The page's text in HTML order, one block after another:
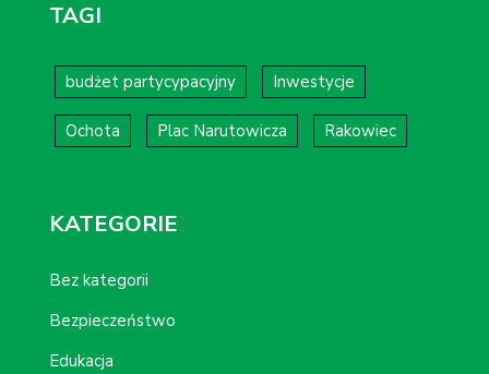
TAGI
budżet partycypacyjny Inwestycje
Ochota Plac Narutowicza Rakowiec
KATEGORIE
Bez kategorii
Bezpieczeństwo
Edukacja